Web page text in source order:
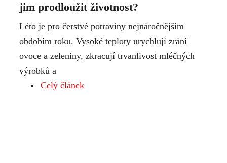
jim prodloužit životnost?
Léto je pro čerstvé potraviny nejnáročnějším
obdobím roku. Vysoké teploty urychlují zrání
ovoce a zeleniny, zkracují trvanlivost mléčných
výrobků a
Celý článek